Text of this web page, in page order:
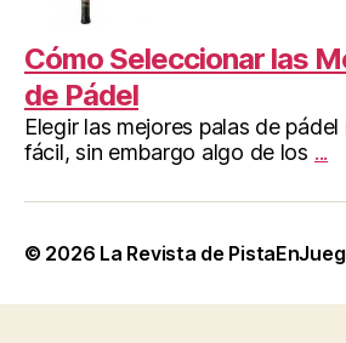
Cómo Seleccionar las
de Pádel
Elegir las mejores palas de
fácil, sin embargo algo de los ...
© 2026 La Revista de